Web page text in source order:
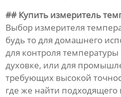
Новости
Контакты
## Купить измеритель
Выбор измерителя
будь то для домашнего
для контроля
духовке, или для
требующих высокой
где же найти подходящего